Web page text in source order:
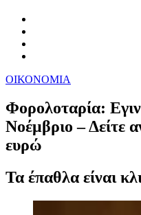
ΟΙΚΟΝΟΜΙΑ
Φορολοταρία:
Νοέμβριο – Δείτε
ευρώ
Τα έπαθλα είναι